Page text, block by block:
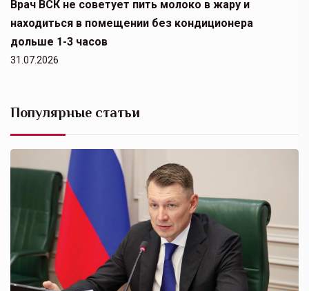
Врач ВСК не советует пить молоко в жару и
находиться в помещении без кондиционера
дольше 1-3 часов
31.07.2026
Популярные статьи